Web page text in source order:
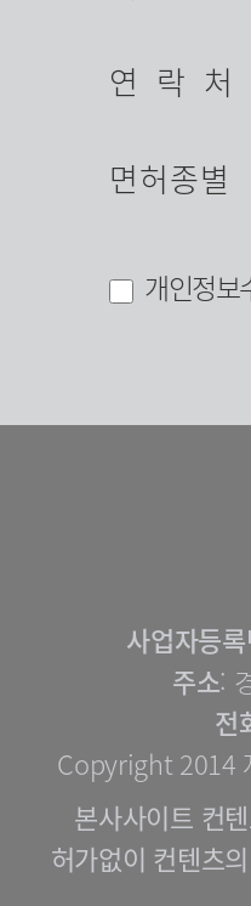
연락처
면허종별
개인정보
사업자등
주소:
전
Copyright 2014
본사사이트 컨
허가없이 컨텐츠